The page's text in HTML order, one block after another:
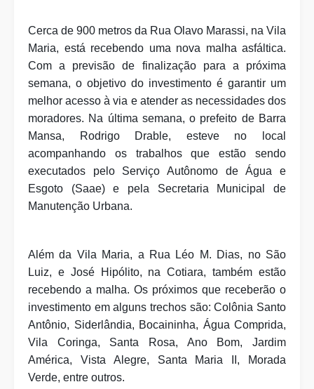
Cerca de 900 metros da Rua Olavo Marassi, na Vila
Maria, está recebendo uma nova malha asfáltica.
Com a previsão de finalização para a próxima
semana, o objetivo do investimento é garantir um
melhor acesso à via e atender as necessidades dos
moradores. Na última semana, o prefeito de Barra
Mansa, Rodrigo Drable, esteve no local
acompanhando os trabalhos que estão sendo
executados pelo Serviço Autônomo de Água e
Esgoto (Saae) e pela Secretaria Municipal de
Manutenção Urbana.
Além da Vila Maria, a Rua Léo M. Dias, no São
Luiz, e José Hipólito, na Cotiara, também estão
recebendo a malha. Os próximos que receberão o
investimento em alguns trechos são: Colônia Santo
Antônio, Siderlândia, Bocaininha, Água Comprida,
Vila Coringa, Santa Rosa, Ano Bom, Jardim
América, Vista Alegre, Santa Maria II, Morada
Verde, entre outros.